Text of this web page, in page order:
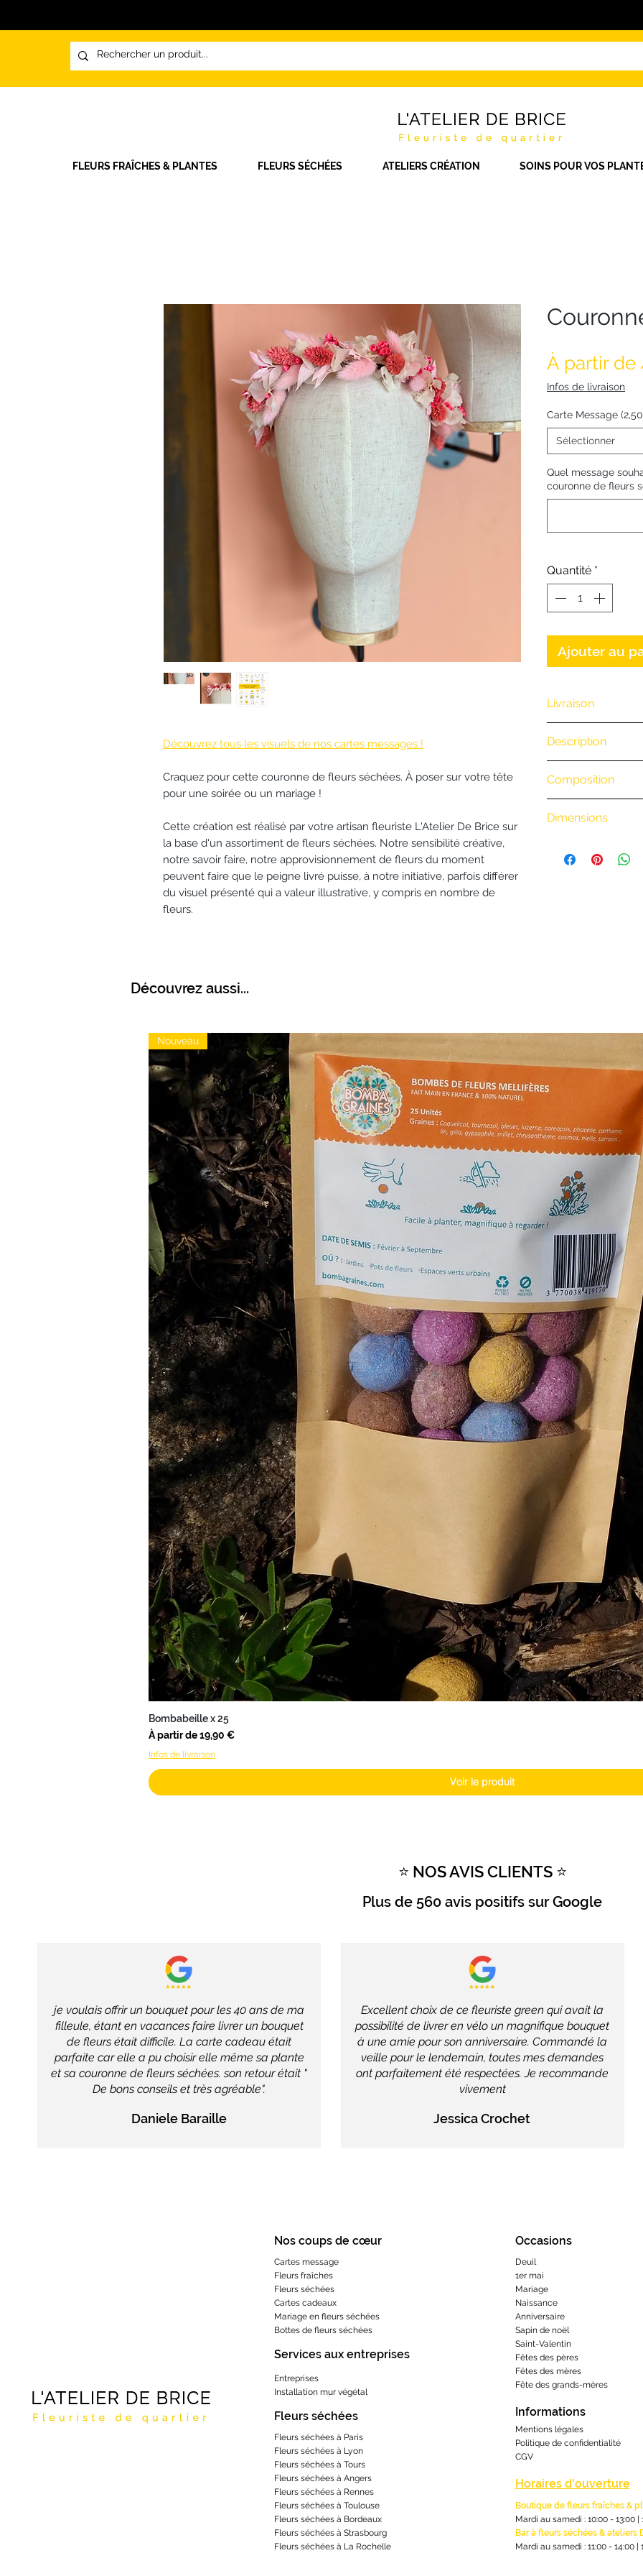
FLEURS FRAÎCHES & PLANTES FLEURS SÉCHÉES ATELIERS CRÉATION SOINS POUR VOS
Découvrez tous les visuels de nos cartes messages !
Craquez pour cette couronne de fleurs séchées. À poser sur votre tête
pour une soirée ou un mariage !
Cette création est réalisé par votre artisan fleuriste L'Atelier De Brice sur
la base d'un assortiment de fleurs séchées. Notre sensibilité créative,
notre savoir faire, notre approvisionnement de fleurs du moment
peuvent faire que le peigne livré puisse, à notre initiative, parfois différer
du visuel présenté qui a valeur illustrative, y compris en nombre de
fleurs.
À partir de
Infos de livraison
Carte Message
Sélectionner
Quel message
couronne de fleurs
Quantité *
Ajouter au
Livraison
(Exclusivité Web
commande par
• Retrait en
• Livraison à
BiciCouriers
0 à 3 km : 8 €
3 à 6 km : 15 €
fraîches),
délais
soit2 à 4 jours
Livraison
Tout savoir sur la
Description
Composition
Dimensions
Découvrez aussi...
Nouveau
Bombabeille x 25
À partir de19,90 €
Prix promotionnel
Infos de livraison
Voir le produit
⭐ NOS AVIS CLIENTS ⭐
Plus de560 avis positifssur Google
je voulais offrir un bouquet pour les 40 ans de ma
filleule, étant en vacances faire livrer un bouquet
de fleurs était difficile. La carte cadeau était
parfaite car elle a pu choisir elle même sa plante
et sa couronne de fleurs séchées. son retour était "
De bons conseils et très agréable".
Daniele Baraille
Excellent choix de ce fleuriste green qui avait la
possibilité de livrer en vélo un magnifique bouquet
à une amie pour son anniversaire. Commandé la
veille pour le lendemain, toutes mes demandes
ont parfaitement été respectées. Je recommande
vivement
Jessica Crochet
Nos coups de cœur
Cartes message
Fleurs fraîches
Fleurs séchées
Cartes cadeaux
Mariage en fleurs séchées
Bottes de fleurs séchées
Services aux entreprises
Entreprises
Installation mur végétal
Fleurs séchées
Fleurs séchées à Paris
Fleurs séchées à Lyon
Fleurs séchées à Tours
Fleurs séchées à Angers
Fleurs séchées à Rennes
Fleurs séchées à Toulouse
Fleurs séchées à Bordeaux
Fleurs séchées à Strasbourg
Fleurs séchées à La Rochelle
Occasions
Deuil
1er mai
Mariage
Naissance
Anniversaire
Sapin de noël
Saint-Valentin
Fêtes des pères
Fêtes des mères
​Fête des grands-mères
Informations
Mentions légales
Politique de confidentialité
CGV
Horaires d'ouverture
Boutique de fleurs fraîches &
Mardi au samedi : 10:00 - 13:00
Bar à fleurs séchées & ateliers
Mardi au samedi : 11:00 - 14:00